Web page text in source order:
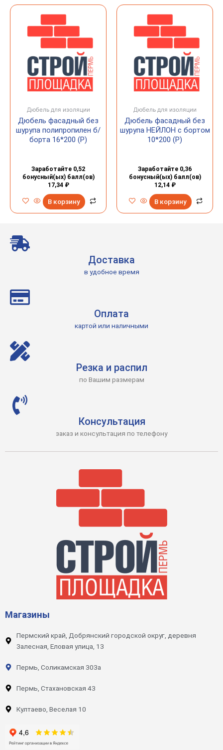
Дюбель для изоляции
Дюбель фасадный без
шурупа полипропилен б/
борта 16*200 (Р)
Заработайте 0,52
бонусный(ых) балл(ов)
17,34 ₽
В корзину
Дюбель для изоляции
Дюбель фасадный без
шурупа НЕЙЛОН с бортом
10*200 (Р)
Заработайте 0,36
бонусный(ых) балл(ов)
12,14 ₽
В корзину
Доставка
в удобное время
Оплата
картой или наличными
Резка и распил
по Вашим размерам
Консультация
заказ и консультация по телефону
Магазины
Пермский край, Добрянский городской округ, деревня
Залесная, Еловая улица, 13
Пермь, Соликамская 303а
Пермь, Стахановская 43
Култаево, Веселая 10